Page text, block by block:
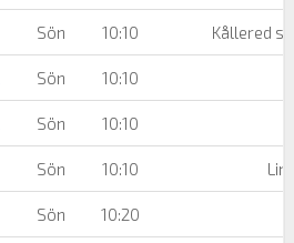
Sön 10:10 Kållered
Sön 10:10
Sön 10:10
Sön 10:10
Sön 10:20